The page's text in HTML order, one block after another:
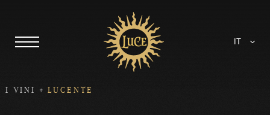
IT
I VINI LUCENTE